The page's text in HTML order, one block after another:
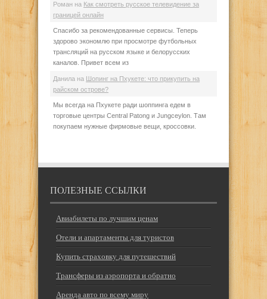
Роман на Как смотреть русское телевидение за
границей онлайн
Спасибо за рекомендованные сервисы. Теперь
здорово экономлю при просмотре футбольных
трансляций на русском языке и белорусских
каналов. Привет всем из
Данила на
Шопинг на Пхукете: что прикупить на
райском острове?
Мы всегда на Пхукете ради шоппинга едем в
торговые центры Central Patong и Jungceylon. Там
покупаем нужные фирмовые вещи, кроссовки.
ПОЛЕЗНЫЕ ССЫЛКИ
Авиабилеты по лучшим ценам
Отели и апартаменты для туристов
Купить страховку для путешествий
Трансферы из аэропорта и обратно
Аренда авто по всему миру